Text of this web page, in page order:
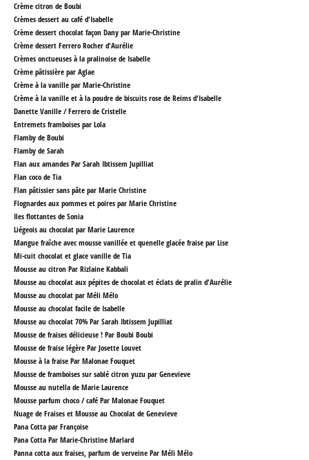
Crème citron de Boubi
Crèmes dessert au café d'Isabelle
Crème dessert chocolat façon Dany par Marie-Christine
Crème dessert Ferrero Rocher d'Aurélie
Crèmes onctueuses à la pralinoise de Isabelle
Crème pâtissière par Aglae
Crème à la vanille par Marie-Christine
Crème à la vanille et à la poudre de biscuits rose de Reims d'Isabelle
Danette Vanille / Ferrero de Cristelle
Entremets framboises par Lola
Flamby de Boubi
Flamby de Sarah
Flan aux amandes Par Sarah Ibtissem Jupilliat
Flan coco de Tia
Flan pâtissier sans pâte par Marie Christine
Flognardes aux pommes et poires par Marie Christine
Iles flottantes de Sonia
Liégeois au chocolat par Marie Laurence
Mangue fraîche avec mousse vanillée et quenelle glacée fraise par Lise
Mi-cuit chocolat et glace vanille de Tia
Mousse au citron Par Rizlaine Kabbali
Mousse au chocolat aux pépites de chocolat et éclats de pralin d'Aurélie
Mousse au chocolat par Méli Mélo
Mousse au chocolat facile de Isabelle
Mousse au chocolat 70% Par Sarah Ibtissem Jupilliat
Mousse de fraises délicieuse ! Par Boubi Boubi
Mousse de fraise légère Par Josette Louvet
Mousse à la fraise Par Malonae Fouquet
Mousse de framboises sur sablé citron yuzu par Genevieve
Mousse au nutella de Marie Laurence
Mousse parfum choco / café Par Malonae Fouquet
Nuage de Fraises et Mousse au Chocolat de Genevieve
Pana Cotta par Françoise
Pana Cotta Par Marie-Christine Marlard
Panna cotta aux fraises, parfum de verveine Par Méli Mélo